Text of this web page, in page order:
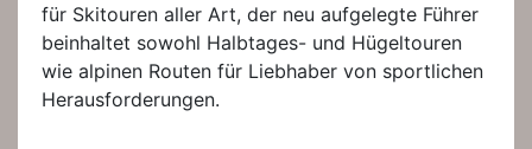
für Skitouren aller Art, der neu aufgelegte Führer
beinhaltet sowohl Halbtages- und Hügeltouren
wie alpinen Routen für Liebhaber von sportlichen
Herausforderungen.